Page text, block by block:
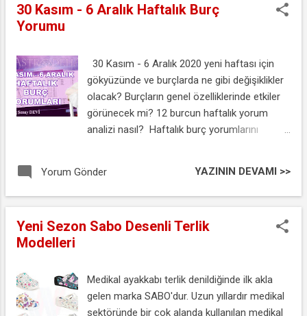
30 Kasım - 6 Aralık Haftalık Burç
Yorumu
30 Kasım - 6 Aralık 2020 yeni haftası için
gökyüzünde ve burçlarda ne gibi değişiklikler
olacak? Burçların genel özelliklerinde etkiler
görünecek mi? 12 burcun haftalık yorum
analizi nasıl? Haftalık burç yorumlarını
Devi yorumuyla aşağıda yer alan
videomuzdan izleyebilirsiniz. 30 Kasım - 6
Yorum Gönder YAZININ DEVAMI >>
Yeni Sezon Sabo Desenli Terlik
Modelleri
Medikal ayakkabı terlik denildiğinde ilk akla
gelen marka SABO'dur. Uzun yıllardır medikal
sektöründe bir çok alanda kullanılan medikal